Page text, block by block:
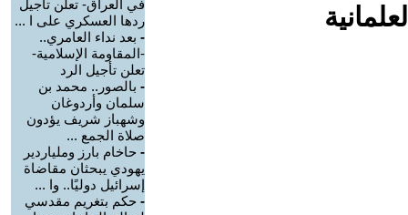
في العراق- تعلن تأجيل
ردها العسكري على ا ...
- بعد نداء العامري..
-المقاومة الإسلامية-
تعلن تأجيل الرد
- بالصور.. محمد بن
سلمان وأردوغان
وشهباز شريف يؤدون
صلاة الجمع ...
- حاخام بارز وملياردير
يهودي يبحثان مقاضاة
إسرائيل دوليًا.. وا ...
- حكم بتغريم مقدسي